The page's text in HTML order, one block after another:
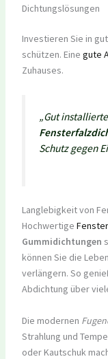
Dichtungslösungen
Investieren Sie in
schützen. Eine gute
Zuhauses.
„Gut
Schutz gegen
Langlebigkeit von
Hochwertige
Gummidichtungen
können Sie die
verlängern. So
Abdichtung über
Die modernen
Strahlung und
oder Kautschuk